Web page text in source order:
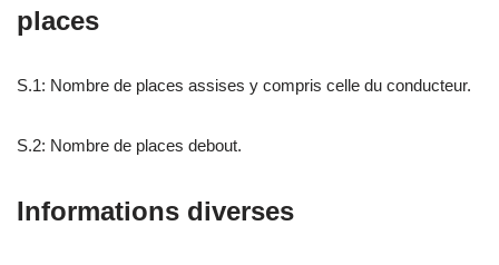
places
S.1: Nombre de places assises y compris celle du conducteur.
S.2: Nombre de places debout.
Informations diverses